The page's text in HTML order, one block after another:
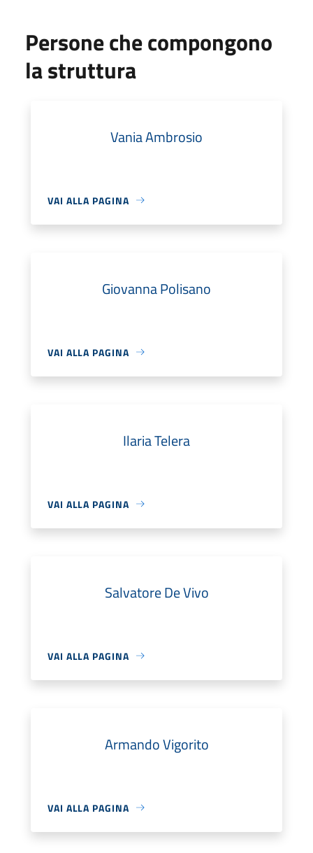
Persone che compongono
la struttura
Vania Ambrosio
VAI ALLA PAGINA
Giovanna Polisano
VAI ALLA PAGINA
Ilaria Telera
VAI ALLA PAGINA
Salvatore De Vivo
VAI ALLA PAGINA
Armando Vigorito
VAI ALLA PAGINA